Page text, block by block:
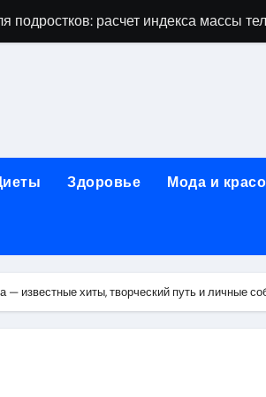
подростков: расчет индекса массы
процедур и показания к лечению
неопределённость
региона: современные подходы,
в салонах красоты
и сибирским городом: варианты
Здоровье Мода и
— известные хиты, творческий путь и личные